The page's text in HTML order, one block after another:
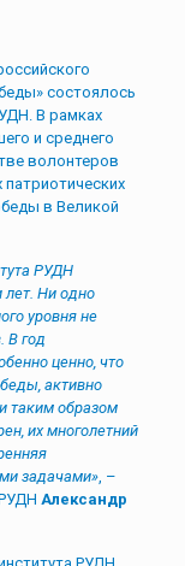
состоялось
В рамках
и среднего
волонтеров
в Великой
РУДН
лет. Ни одно
уровня не
В год
ценно, что
активно
таким образом
их многолетний
задачами», –
Александр